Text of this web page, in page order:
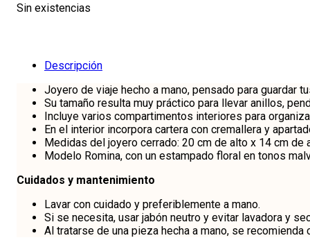
Sin existencias
Descripción
Joyero de viaje hecho a mano, pensado para guardar
Su tamaño resulta muy práctico para llevar anillos,
Incluye varios compartimentos interiores para
En el interior incorpora cartera con cremallera y
Medidas del joyero cerrado: 20 cm de alto x 14 cm de
Modelo Romina, con un estampado floral en tonos
Cuidados y mantenimiento
Lavar con cuidado y preferiblemente a mano.
Si se necesita, usar jabón neutro y evitar lavadora y
Al tratarse de una pieza hecha a mano, se